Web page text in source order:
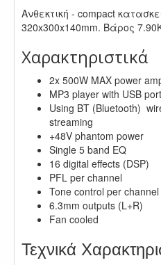
Ανθεκτική - compact
320x300x140mm. Βάρος
Χαρακτηριστικά
2x 500W MAX power
MP3 player with USB
Using BT (Bluetooth)
streaming
+48V phantom power
Single 5 band EQ
16 digital effects (DSP)
PFL per channel
Tone control per channel
6.3mm outputs (L+R)
Fan cooled
Τεχνικά